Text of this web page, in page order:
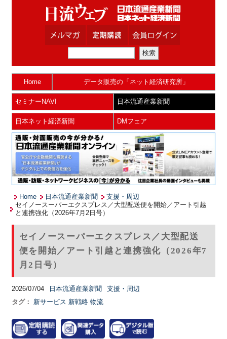
Home データ販売の「ネット経済研究所」
セミナーNAVI 日本流通産業新聞
日本ネット経済新聞 DMフェア
Home 日本流通産業新聞
支援・周辺
セイノースーパーエクスプレス／大型配送便を開始／アート引越
と連携強化（2026年7月2日号）
セイノースーパーエクスプレス／大型配送
便を開始／アート引越と連携強化（2026年7
月2日号）
2026/07/04 日本流通産業新聞
支援・周辺
タグ：
新サービス 新戦略 物流